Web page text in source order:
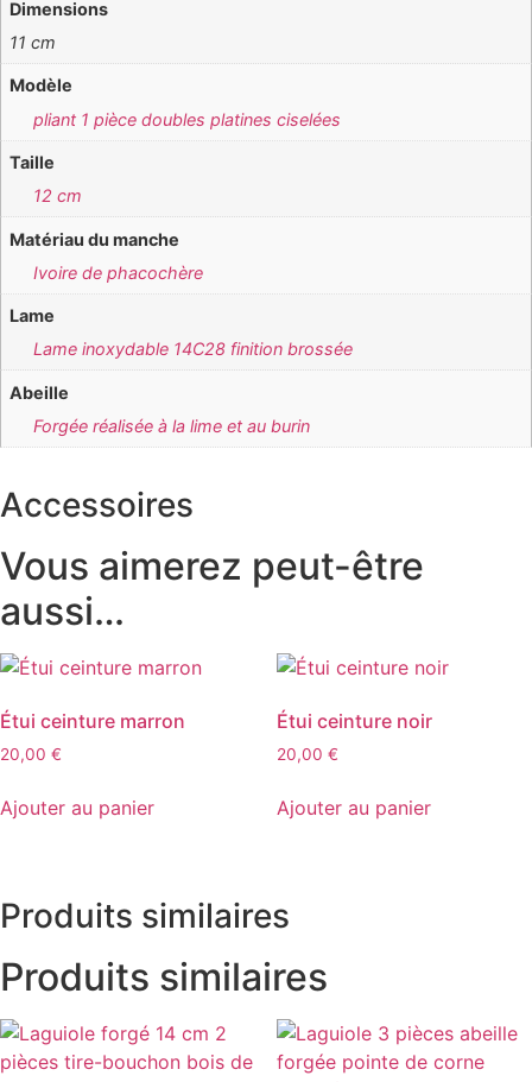
Dimensions
11 cm
Modèle
pliant 1 pièce doubles platines ciselées
Taille
12 cm
Matériau du manche
Ivoire de phacochère
Lame
Lame inoxydable 14C28 finition brossée
Abeille
Forgée réalisée à la lime et au burin
Accessoires
Vous aimerez peut-être
aussi…
Étui ceinture marron
20,00 €
Ajouter au panier
Étui ceinture noir
20,00 €
Ajouter au panier
Produits similaires
Produits similaires